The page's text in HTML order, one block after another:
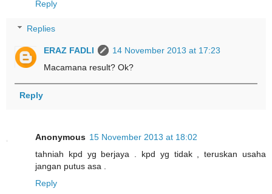
Reply
Replies
ERAZ FADLI
14 November 2013 at 17:23
Macamana result? Ok?
Reply
Anonymous 15 November 2013 at 18:02
tahniah kpd yg berjaya . kpd yg tidak , teruskan usaha
jangan putus asa .
Reply